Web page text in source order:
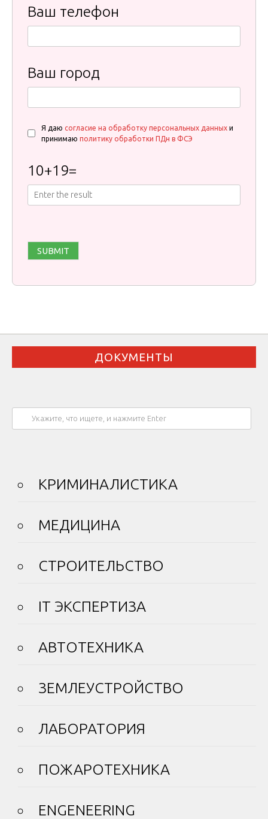
Ваш телефон
Ваш город
Я даю согласие на обработку персональных данных и
принимаю политику обработки ПДн в ФСЭ
10+19=
ДОКУМЕНТЫ
КРИМИНАЛИСТИКА
МЕДИЦИНА
СТРОИТЕЛЬСТВО
IT ЭКСПЕРТИЗА
АВТОТЕХНИКА
ЗЕМЛЕУСТРОЙСТВО
ЛАБОРАТОРИЯ
ПОЖАРОТЕХНИКА
ENGENEERING